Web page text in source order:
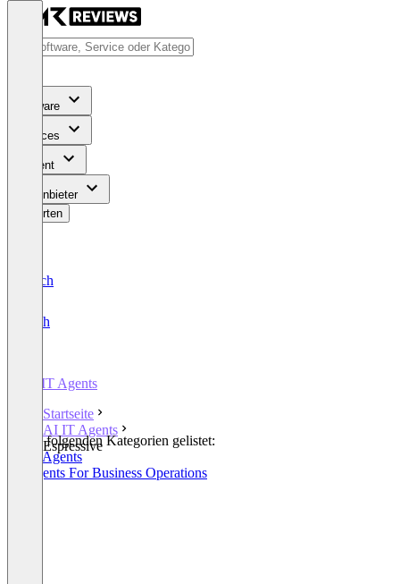
Software
Services
Content
Für Anbieter
Bewerten
Deutsch
English
AI IT Agents
Startseite
AI IT Agents
Espressive
In den folgenden Kategorien gelistet:
AI IT Agents
AI Agents For Business Operations